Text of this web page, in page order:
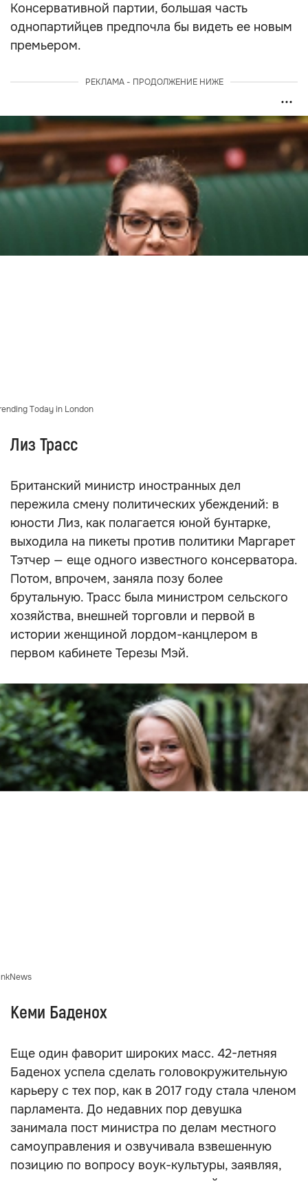
Консервативной партии, большая часть
однопартийцев предпочла бы видеть ее новым
премьером.
РЕКЛАМА - ПРОДОЛЖЕНИЕ НИЖЕ
Today in London
Лиз Трасс
Британский министр иностранных дел
пережила смену политических убеждений: в
юности Лиз, как полагается юной бунтарке,
выходила на пикеты против политики Маргарет
Тэтчер — еще одного известного консерватора.
Потом, впрочем, заняла позу более
брутальную. Трасс была министром сельского
хозяйства, внешней торговли и первой в
истории женщиной лордом-канцлером в
первом кабинете Терезы Мэй.
Кеми Баденох
Еще один фаворит широких масс. 42-летняя
Баденох успела сделать головокружительную
карьеру с тех пор, как в 2017 году стала членом
парламента. До недавних пор девушка
занимала пост министра по делам местного
самоуправления и озвучивала взвешенную
позицию по вопросу воук-культуры, заявляя,